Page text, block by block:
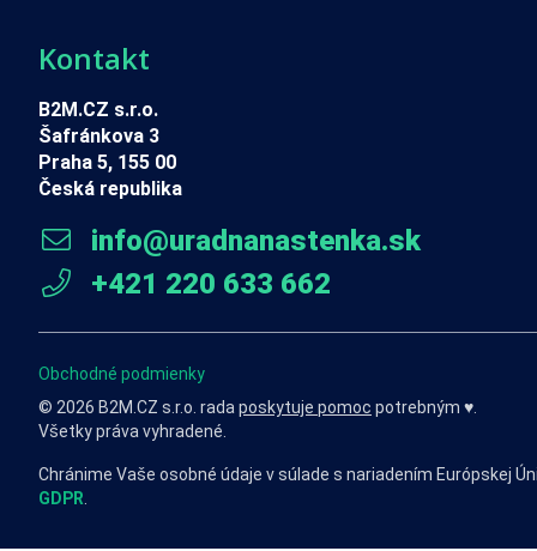
Kontakt
B2M.CZ s.r.o.
Šafránkova 3
Praha 5, 155 00
Česká republika
info@uradnanastenka.sk
+421 220 633 662
Obchodné podmienky
© 2026 B2M.CZ s.r.o. rada poskytuje pomoc potrebným ♥️.
Všetky práva vyhradené.
Chránime Vaše osobné údaje v súlade s nariadením Európskej
GDPR